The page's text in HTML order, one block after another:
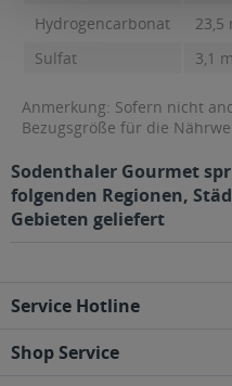
Hydrogencarbonat
23,5
Sulfat
3,1
Anmerkung: Sofern nicht
Bezugsgröße für die
Sodenthaler Gourmet
folgenden Regionen,
Gebieten geliefert
Service Hotline
Shop Service